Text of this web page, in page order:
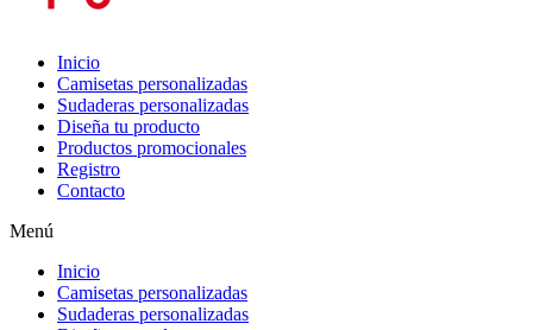
Inicio
Camisetas personalizadas
Sudaderas personalizadas
Diseña tu producto
Productos promocionales
Registro
Contacto
Menú
Inicio
Camisetas personalizadas
Sudaderas personalizadas